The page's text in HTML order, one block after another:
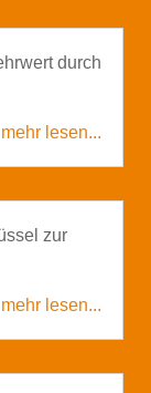
durch
mehr lesen...
zur
mehr lesen...